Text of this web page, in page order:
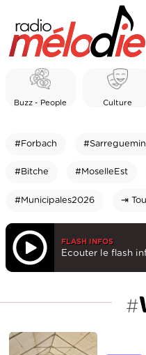
Buzz - People Culture
#Forbach
#Bitche #MoselleEst
#Municipales2026 ⇥
FLASH INFOS
Ecouter le flash
#